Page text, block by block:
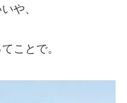
や、
ことで。